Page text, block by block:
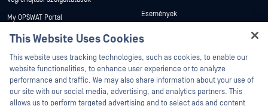
My OPSWAT Portal
Műszaki dokumentáció
Képzések
Biztonsági sebezhetőségi program
Partnerek
Tanúsítvány
Események
Fehér könyvek
This Website Uses Cookies
This website uses tracking technologies, such as cookies, to enable our
website functionalities, to enhance user experience or to analyze
performance and traffic. We may also share information about your use of
our site with our social media, advertising, and analytics partners. This
allows us to perform targeted advertising and to select ads and content
Hey there!
I'm Ozzy, your OPSWAT virtual assistant.
How can I help you secure what's critical
today?